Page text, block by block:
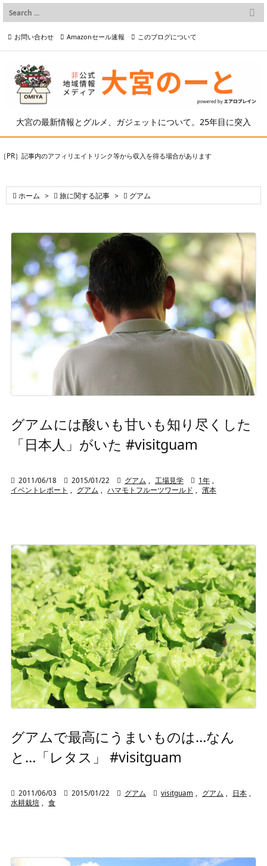
大宮の最新情報とグルメ、ガジェットについて。25年目に突入

メニュー

検索
お問い合わせ Amazonセール速報 このブログについて
プライバシーポリシー等
［PR］記事内のアフィリエイトリンク等から収入を得る場合があります
 ホーム >  旅に関する記事 >  グアム
グアムには酸いも甘いも知り尽くした
「日本人」がいた #visitguam
 2011/06/18  2015/01/22  グアム , 工場見学  1年 ,
イベントレポート , グアム , ハマモトフルーツワールド , 濱本
グアムで最高にうまいものは…なん
と…「レタス」 #visitguam
 2011/06/03  2015/01/22  グアム  visitguam グアム 日本
水耕栽培
食